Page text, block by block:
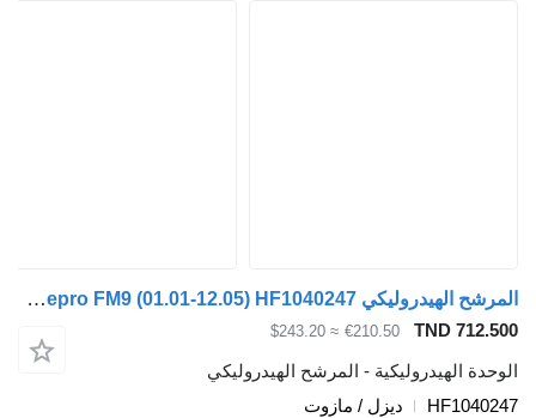
المرشح الهيدروليكي Zepro FM9 (01.01-12.05) HF1040247 لـ السيارات القاطرة Volvo FM7-FM12, FM, FMX (1998-2014)
TND
€210.50
≈ $243.20
الهيدروليكية - المرشح الهيدروليكي
ديزل / مازوت